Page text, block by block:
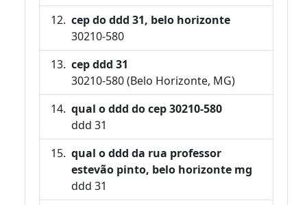
cep do ddd 31, belo horizonte
30210-580
cep ddd 31
30210-580 (Belo Horizonte, MG)
qual o ddd do cep 30210-580
ddd 31
qual o ddd da rua professor
estevão pinto, belo horizonte mg
ddd 31